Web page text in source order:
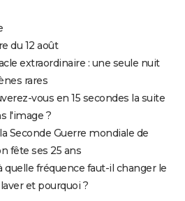
du 12 août
extraordinaire : une seule nuit
rares
vous en 15 secondes la suite
l'image ?
Seconde Guerre mondiale de
fête ses 25 ans
quelle fréquence faut-il changer le
et pourquoi ?